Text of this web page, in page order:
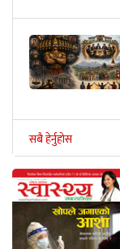
सबै हेर्नुहोस